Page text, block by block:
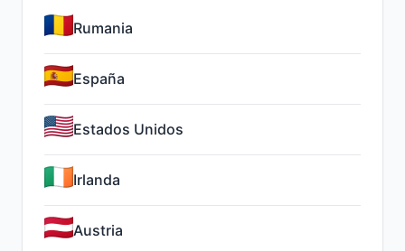
Rumania
España
Estados Unidos
Irlanda
Austria